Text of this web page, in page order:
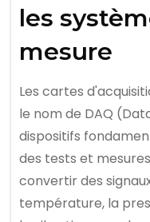
les
mesure
Les cartes
le nom de DAQ
dispositifs
des tests et
convertir des
température, la